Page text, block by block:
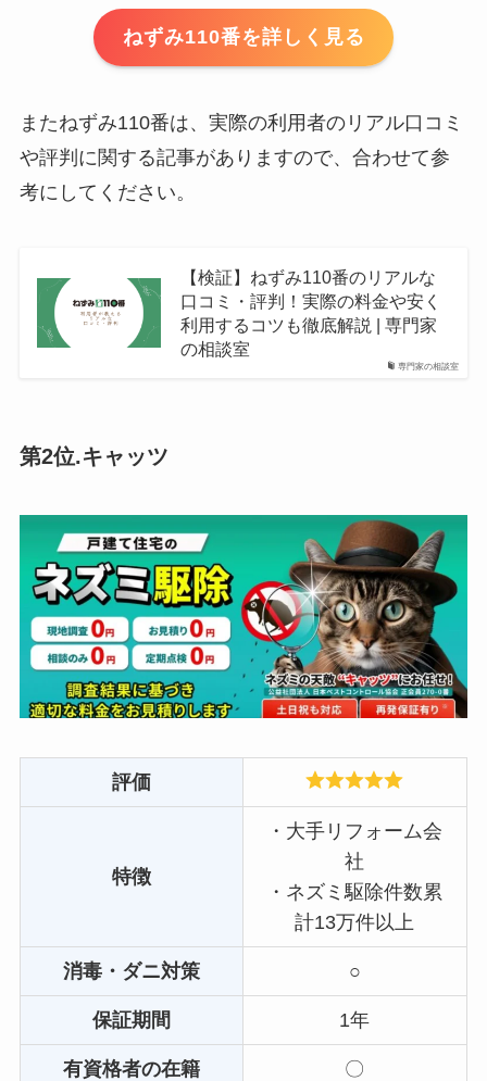
ねずみ110番を詳しく見る
またねずみ110番は、実際の利用者のリアル口コミ
や評判に関する記事がありますので、合わせて参
考にしてください。
専門家の相談室
【検証】ねずみ110番のリアルな
口コミ・評判！実際の料金や安く
利用するコツも徹底解説 | 専門家
の相談室
第2位.キャッツ
評価
特徴
・大手リフォーム会
社
・ネズミ駆除件数累
計13万件以上
消毒・ダニ対策 ○
保証期間 1年
有資格者の在籍 〇